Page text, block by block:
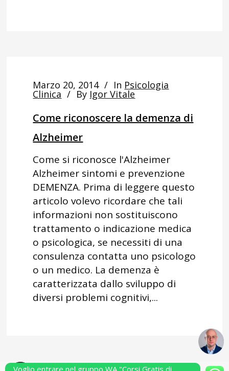
Marzo 20, 2014 In Psicologia
Clinica By Igor Vitale
Come riconoscere la demenza di
Alzheimer
Come si riconosce l'Alzheimer
Alzheimer sintomi e prevenzione
DEMENZA. Prima di leggere questo
articolo volevo ricordare che tali
informazioni non sostituiscono
trattamento o indicazione medica
o psicologica, se necessiti di una
consulenza contatta uno psicologo
o un medico. La demenza è
caratterizzata dallo sviluppo di
diversi problemi cognitivi,...
Voglio entrare nel gruppo WA "Corsi Gratis di